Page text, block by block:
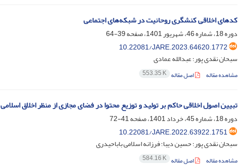
کدهای اخلاقی کنشگری روحانیت در شبکه‌های اجتماعی
دوره 18، شماره 46، شهریور 1401، صفحه
39-64
10.22081/JARE.2023.64620.1772
سبحان نقدی پور؛ عبدالله عمادی
مشاهده مقاله اصل مقاله 553.35 K
تبیین اصول اخلاقی حاکم بر تولید و توزیع محتوا در فضای مجازی از منظر اخلاق اسلامی
دوره 18، شماره 45، خرداد 1401، صفحه
41-72
10.22081/JARE.2022.63922.1751
سبحان نقدی پور؛ حسین دیبا؛ فرزانه اسلامی باباحیدری
مشاهده مقاله اصل مقاله 584.16 K